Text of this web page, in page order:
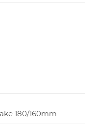
180/160mm